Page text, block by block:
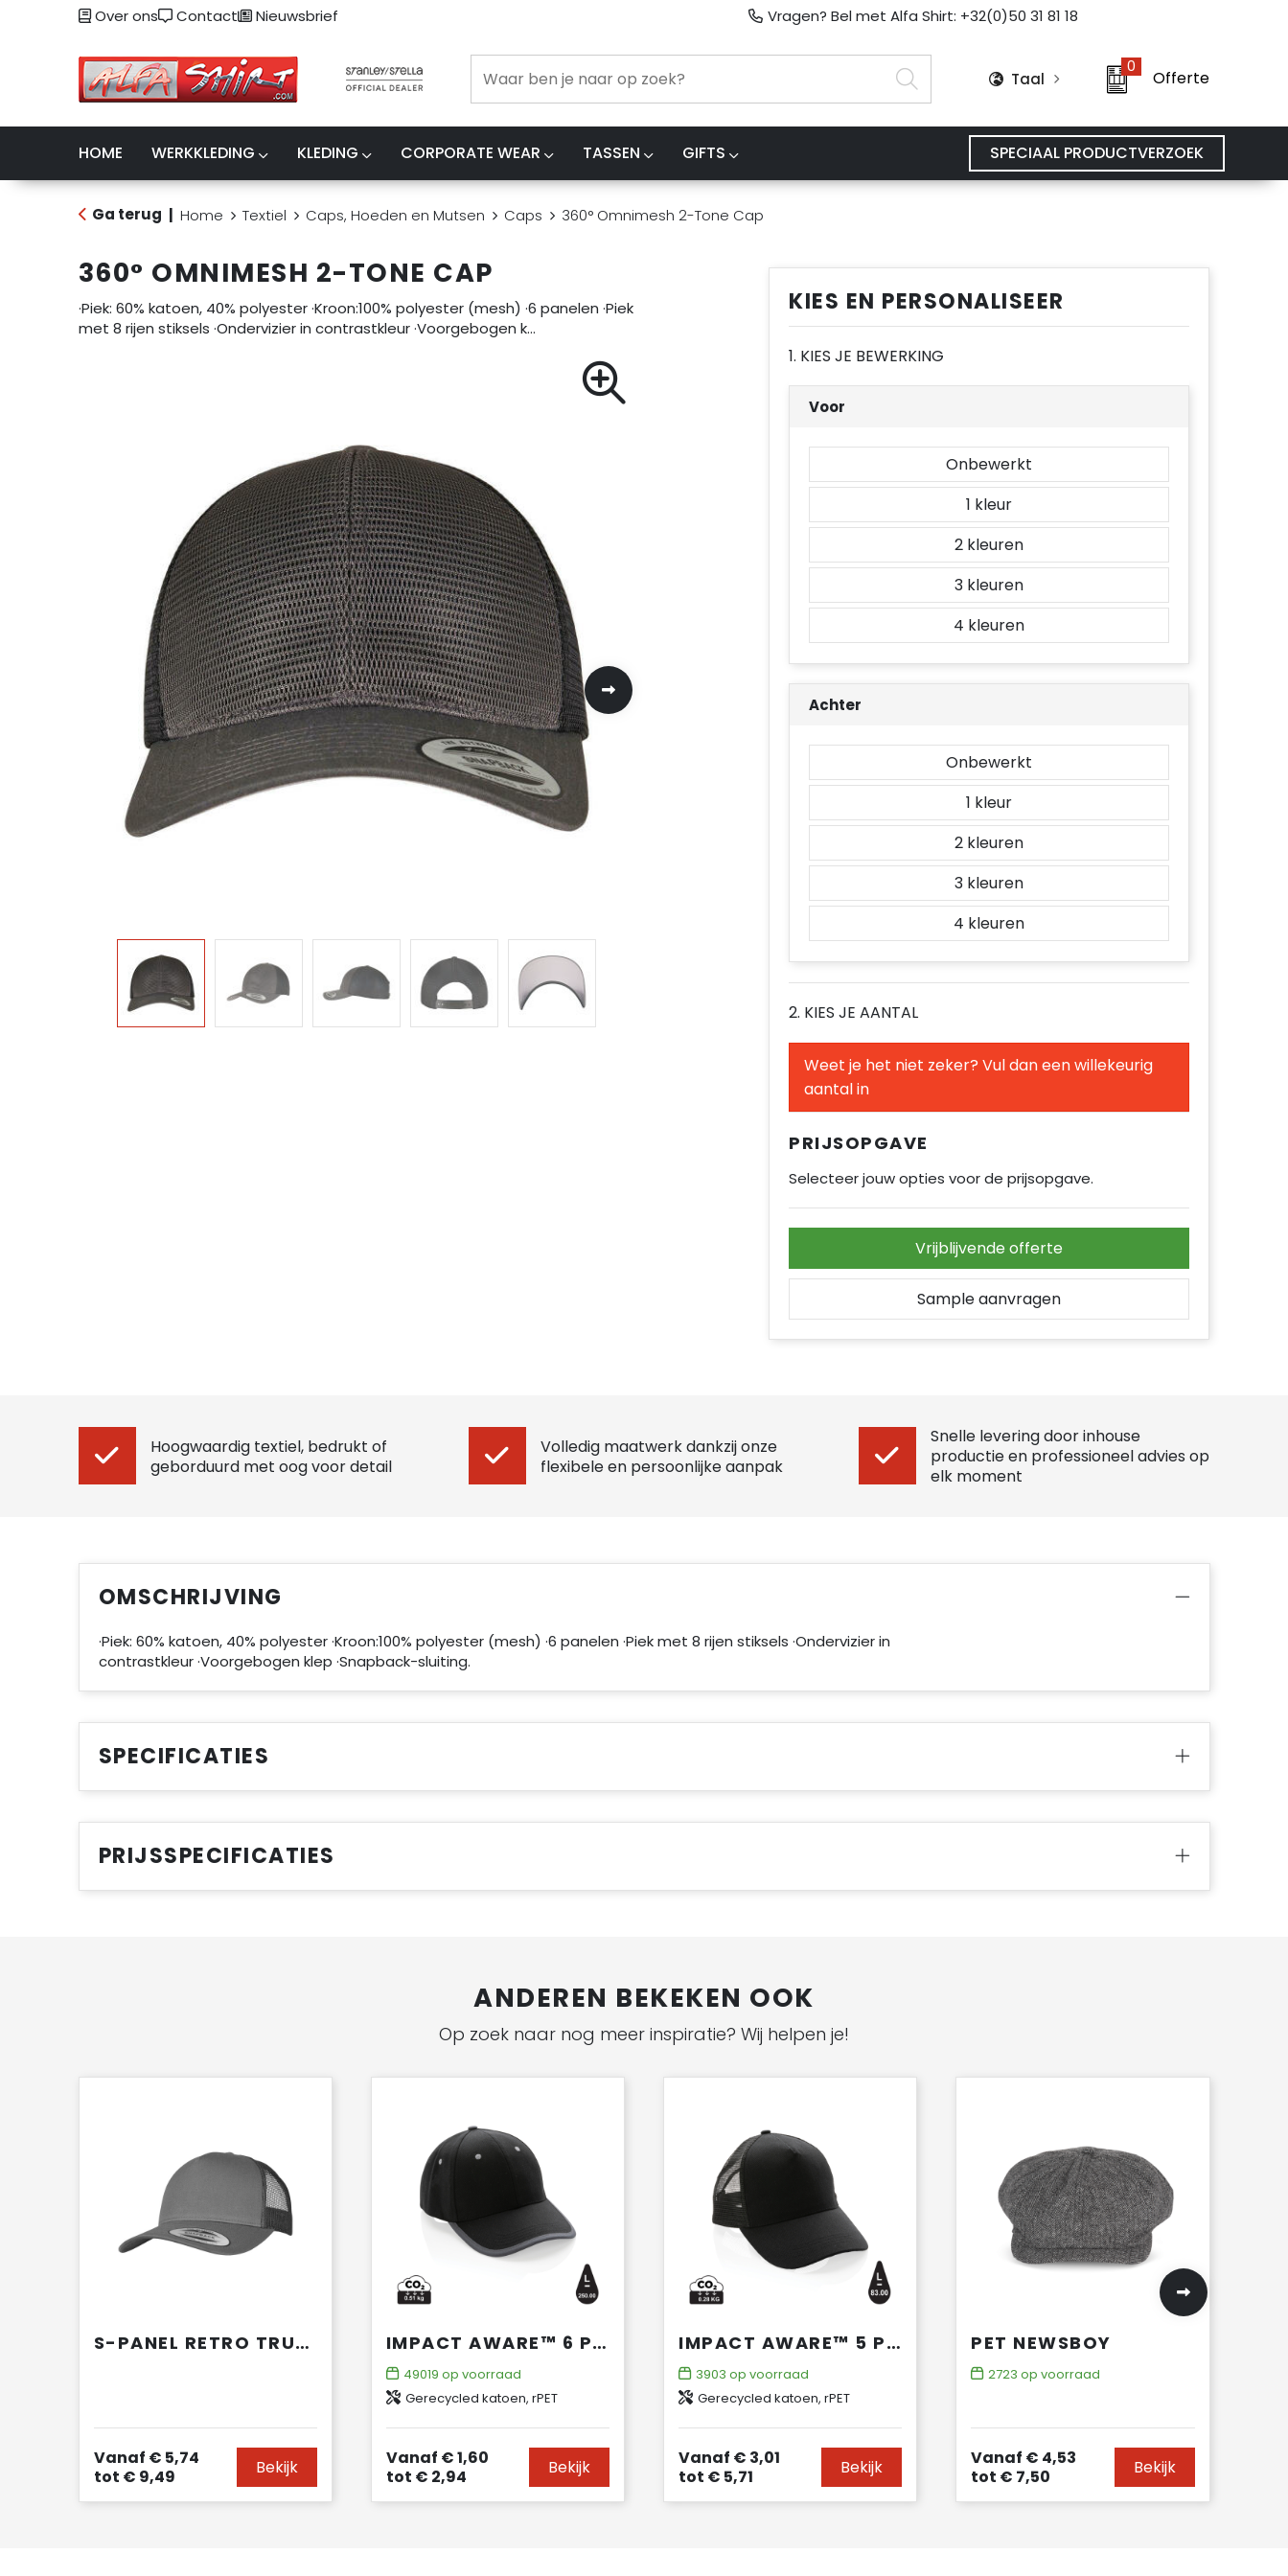
Over ons Contact Nieuwsbrief Vragen? Bel met Alfa Shirt: +32(0)50 31 81 18
Taal
0
Offerte
HOME WERKKLEDING KLEDING CORPORATE WEAR TASSEN GIFTS SPECIAAL PRODUCTVERZOEK
Ga terug Home Textiel Caps, Hoeden en Mutsen Caps 360° Omnimesh 2-Tone Cap
360° OMNIMESH 2-TONE CAP
·Piek: 60% katoen, 40% polyester ·Kroon:100% polyester (mesh) ·6 panelen ·Piek
met 8 rijen stiksels ·Ondervizier in contrastkleur ·Voorgebogen k…
KIES EN PERSONALISEER
1. KIES JE BEWERKING
Voor
Onbewerkt
1
2
3
4
Achter
Onbewerkt
1
2
3
4
2. KIES JE AANTAL
Weet je het niet zeker? Vul dan een willekeurig
aantal in
PRIJSOPGAVE
Selecteer jouw opties voor de prijsopgave.
Vrijblijvende offerte
Sample aanvragen
Hoogwaardig textiel, bedrukt of
geborduurd met oog voor detail
Volledig maatwerk dankzij onze
flexibele en persoonlijke aanpak
Snelle levering door inhouse
productie en professioneel advies op
elk moment
OMSCHRIJVING
·Piek: 60% katoen, 40% polyester ·Kroon:100% polyester (mesh) ·6 panelen ·Piek met 8 rijen stiksels ·Ondervizier in
contrastkleur ·Voorgebogen klep ·Snapback-sluiting.
SPECIFICATIES
PRIJSSPECIFICATIES
ANDEREN BEKEKEN OOK
Op zoek naar nog meer inspiratie? Wij helpen je!
S-PANEL RETRO TRUCKER CAP
Vanaf € 5,74
tot € 9,49 Bekijk
IMPACT AWARE™ 6 PANEL 280GR RECYCLED KATOEN CAP MET BIES
49019 op voorraad
Gerecycled katoen, rPET
Vanaf € 1,60
tot € 2,94 Bekijk
IMPACT AWARE™ 5 PANEL RECYCLED KATOENEN TRUCKERCAP
3903 op voorraad
Gerecycled katoen, rPET
Vanaf € 3,01
tot € 5,71 Bekijk
PET NEWSBOY
2723 op voorraad
Vanaf € 4,53
tot € 7,50 Bekijk